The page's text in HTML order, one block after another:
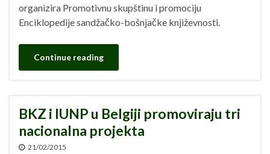
organizira Promotivnu skupštinu i promociju
Enciklopedije sandžačko-bošnjačke književnosti.
Continue reading
BKZ i IUNP u Belgiji promoviraju tri
nacionalna projekta
21/02/2015